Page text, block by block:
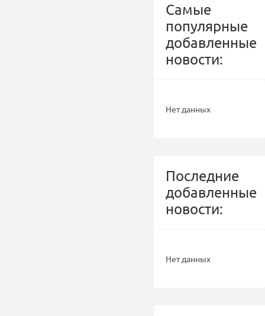
Самые
популярные
добавленные
новости:
Нет данных
Последние
добавленные
новости:
Нет данных